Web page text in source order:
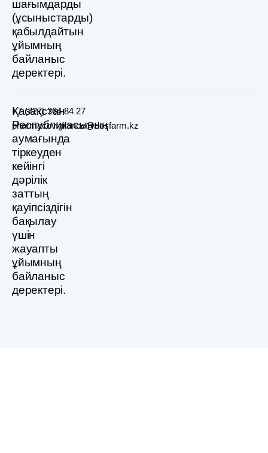
шағымдарды
(ұсыныстарды)
қабылдайтын
ұйымның
байланыс
деректері.
Қазақстан
Республикасының
аумағында
тіркеуден
кейінгі
дәрілік
заттың
қауіпсіздігін
бақылау
үшін
жауапты
ұйымның
байланыс
деректері.
+7 (727) 364 84 27
pharmacovigilance@dosfarm.kz